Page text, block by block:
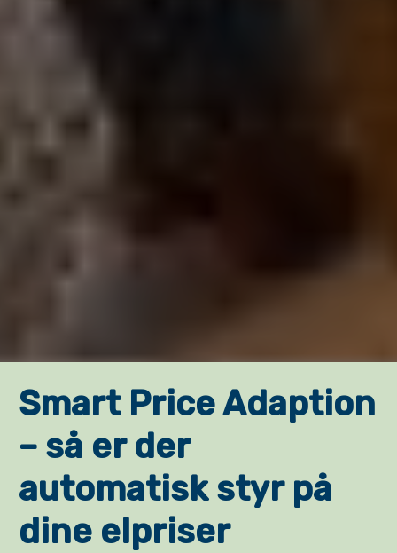
Smart Price Adaption
– så er der
automatisk styr på
dine elpriser